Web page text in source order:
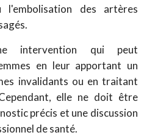
des artères
intervention qui peut
en leur apportant un
invalidants ou en traitant
elle ne doit être
précis et une discussion
de santé.